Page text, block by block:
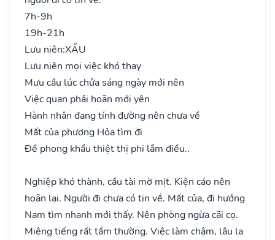
7h-9h
19h-21h
Lưu niên:XẤU
Lưu niên mọi việc khó thay
Mưu cầu lúc chửa sáng ngày mới nên
Việc quan phải hoãn mới yên
Hành nhân đang tính đường nên chưa về
Mất của phương Hỏa tìm đi
Đề phong khẩu thiệt thị phi lắm điều..
Nghiệp khó thành, cầu tài mờ mịt. Kiện cáo nên
hoãn lại. Người đi chưa có tin về. Mất của, đi hướng
Nam tìm nhanh mới thấy. Nên phòng ngừa cãi cọ.
Miệng tiếng rất tầm thường. Việc làm chậm, lâu la